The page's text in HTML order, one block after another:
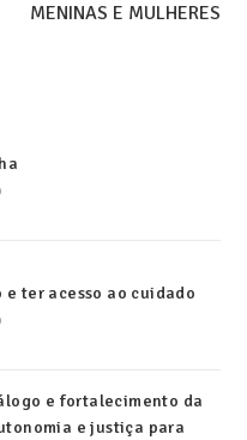
MENINAS E MULHERES
e ter acesso ao cuidado
e fortalecimento da
e justiça para